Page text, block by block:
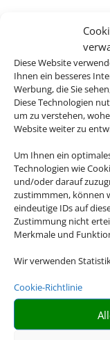
Diese Website
Ihnen ein besseres
Werbung, die Sie
Diese Technologien
um zu verstehen,
Website weiter zu
Um Ihnen ein
Technologien wie
und/oder darauf
zustimmmen, können
eindeutige IDs auf
Zustimmung nicht
Merkmale und
Wir verwenden
Cookie-Richtlinie